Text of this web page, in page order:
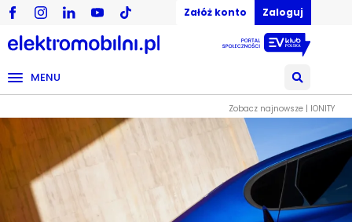
Załóż konto Zaloguj
MENU
Zobacz najnowsze | IONITY